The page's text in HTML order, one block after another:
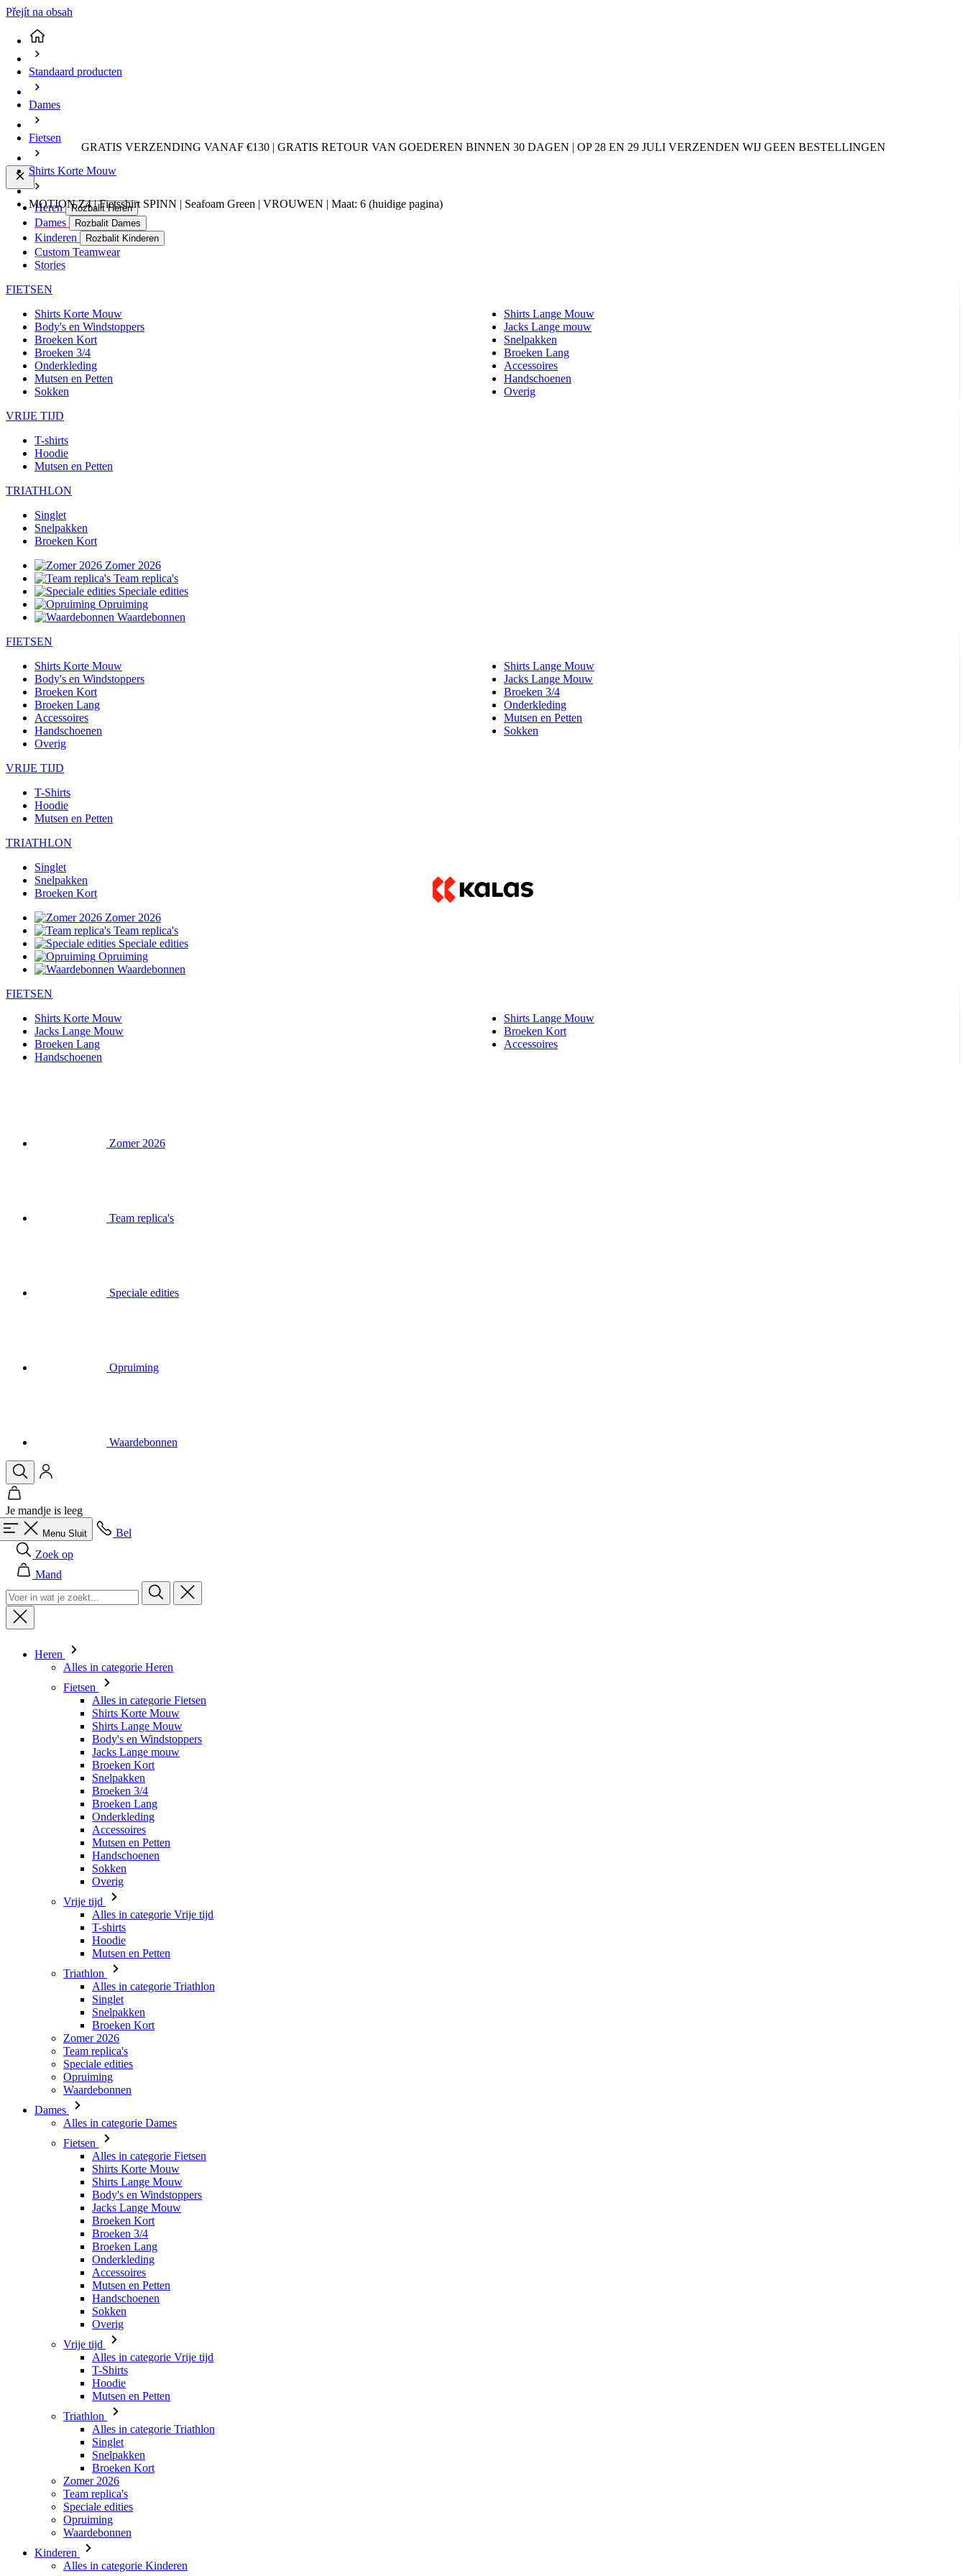
Přejít na obsah
GRATIS VERZENDING VANAF €130 | GRATIS RETOUR VAN GOEDEREN BINNEN 30 DAGEN | OP 28 EN 29 JULI VERZENDEN WIJ GEEN BESTELLINGEN
Heren Rozbalit Heren
Dames Rozbalit Dames
Kinderen Rozbalit Kinderen
Custom Teamwear
Stories
FIETSEN
Shirts Korte Mouw
Shirts Lange Mouw
Body's en Windstoppers
Jacks Lange mouw
Broeken Kort
Snelpakken
Broeken 3/4
Broeken Lang
Onderkleding
Accessoires
Mutsen en Petten
Handschoenen
Sokken
Overig
VRIJE TIJD
T-shirts
Hoodie
Mutsen en Petten
TRIATHLON
Singlet
Snelpakken
Broeken Kort
Zomer 2026
Team replica's
Speciale edities
Opruiming
Waardebonnen
FIETSEN
Shirts Korte Mouw
Shirts Lange Mouw
Body's en Windstoppers
Jacks Lange Mouw
Broeken Kort
Broeken 3/4
Broeken Lang
Onderkleding
Accessoires
Mutsen en Petten
Handschoenen
Sokken
Overig
VRIJE TIJD
T-Shirts
Hoodie
Mutsen en Petten
TRIATHLON
Singlet
Snelpakken
Broeken Kort
Zomer 2026
Team replica's
Speciale edities
Opruiming
Waardebonnen
FIETSEN
Shirts Korte Mouw
Shirts Lange Mouw
Jacks Lange Mouw
Broeken Kort
Broeken Lang
Accessoires
Handschoenen
Zomer 2026
Team replica's
Speciale edities
Opruiming
Waardebonnen
Je mandje is leeg
Menu Sluit
Bel
Zoek op
Mand
Heren
Alles in categorie Heren
Fietsen
Alles in categorie Fietsen
Shirts Korte Mouw
Shirts Lange Mouw
Body's en Windstoppers
Jacks Lange mouw
Broeken Kort
Snelpakken
Broeken 3/4
Broeken Lang
Onderkleding
Accessoires
Mutsen en Petten
Handschoenen
Sokken
Overig
Vrije tijd
Alles in categorie Vrije tijd
T-shirts
Hoodie
Mutsen en Petten
Triathlon
Alles in categorie Triathlon
Singlet
Snelpakken
Broeken Kort
Zomer 2026
Team replica's
Speciale edities
Opruiming
Waardebonnen
Dames
Alles in categorie Dames
Fietsen
Alles in categorie Fietsen
Shirts Korte Mouw
Shirts Lange Mouw
Body's en Windstoppers
Jacks Lange Mouw
Broeken Kort
Broeken 3/4
Broeken Lang
Onderkleding
Accessoires
Mutsen en Petten
Handschoenen
Sokken
Overig
Vrije tijd
Alles in categorie Vrije tijd
T-Shirts
Hoodie
Mutsen en Petten
Triathlon
Alles in categorie Triathlon
Singlet
Snelpakken
Broeken Kort
Zomer 2026
Team replica's
Speciale edities
Opruiming
Waardebonnen
Kinderen
Alles in categorie Kinderen
Standaard producten
Dames
Fietsen
Shirts Korte Mouw
MOTION Z4 | Fietsshirt SPINN | Seafoam Green | VROUWEN | Maat: 6 (huidige pagina)